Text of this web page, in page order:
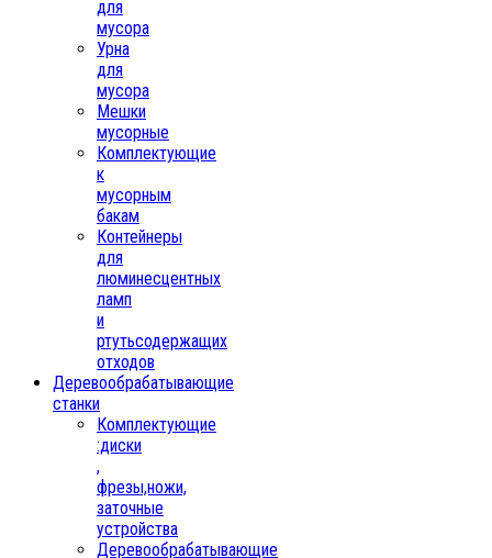
для
мусора
Урна
для
мусора
Мешки
мусорные
Комплектующие
к
мусорным
бакам
Контейнеры
для
люминесцентных
ламп
и
ртутьсодержащих
отходов
Деревообрабатывающие
станки
Комплектующие
:диски
,
фрезы,ножи,
заточные
устройства
Деревообрабатывающие